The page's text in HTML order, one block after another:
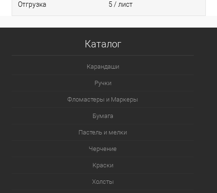
Отгрузка 5 / лист
Каталог
Карандаши
Ручки
Фломастеры и Маркеры
Бумага
Пастель и мелки
Черчение
Краски
Холсты